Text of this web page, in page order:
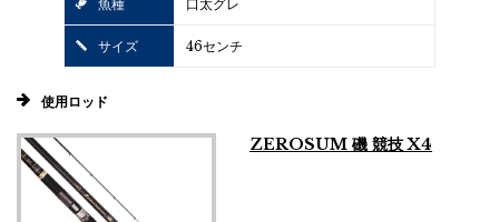
魚種 口太グレ
サイズ 46センチ
使用ロッド
ZEROSUM 磯 競技 X4